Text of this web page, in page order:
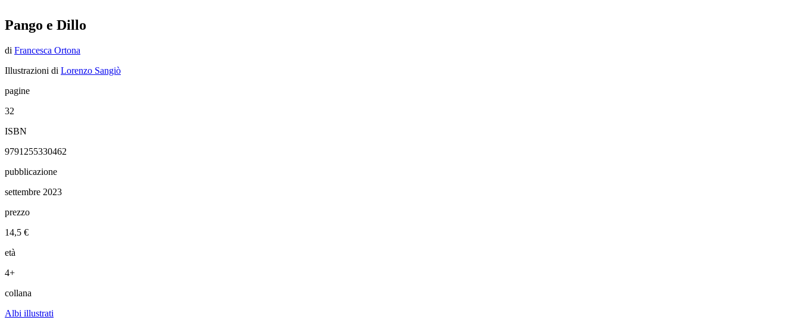
Pango e Dillo
di Francesca Ortona
Illustrazioni di Lorenzo Sangiò
pagine
32
ISBN
9791255330462
pubblicazione
settembre 2023
prezzo
14,5 €
età
4+
collana
Albi illustrati